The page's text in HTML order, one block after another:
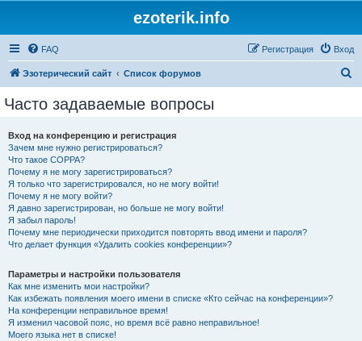
ezoterik.info
FAQ Вход
Регистрация
Эзотерический сайт Список форумов
Часто задаваемые вопросы
Вход на конференцию и регистрация
Зачем мне нужно регистрироваться?
Что такое COPPA?
Почему я не могу зарегистрироваться?
Я только что зарегистрировался, но не могу войти!
Почему я не могу войти?
Я давно зарегистрирован, но больше не могу войти!
Я забыл пароль!
Почему мне периодически приходится повторять ввод имени и пароля?
Что делает функция «Удалить cookies конференции»?
Параметры и настройки пользователя
Как мне изменить мои настройки?
Как избежать появления моего имени в списке «Кто сейчас на конференции»?
На конференции неправильное время!
Я изменил часовой пояс, но время всё равно неправильное!
Моего языка нет в списке!